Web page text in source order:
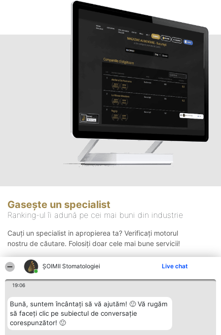
ȘOIMII Stomatologiei Live chat
19:06
Bună, suntem încântați să vă ajutăm! 🙂 Vă rugăm
să faceți clic pe subiectul de conversație
corespunzător! 🙂
Gasește un specialist
Ranking-ul îi adună pe cei mai buni din industrie
Cauți un specialist in apropierea ta? Verificați motorul
nostru de căutare. Folosiți doar cele mai bune servicii!